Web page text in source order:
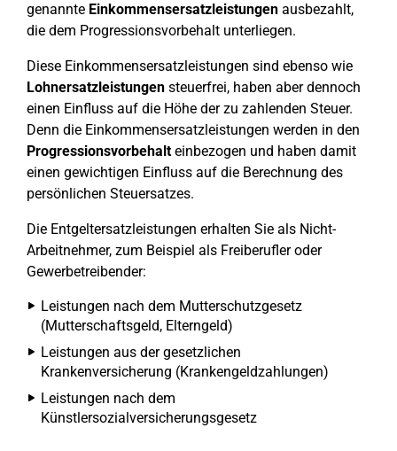
genannte Einkommensersatzleistungen ausbezahlt,
die dem Progressionsvorbehalt unterliegen.
Diese Einkommensersatzleistungen sind ebenso wie
Lohnersatzleistungen steuerfrei, haben aber dennoch
einen Einfluss auf die Höhe der zu zahlenden Steuer.
Denn die Einkommensersatzleistungen werden in den
Progressionsvorbehalteinbezogen und haben damit
einen gewichtigen Einfluss auf die Berechnung des
persönlichen Steuersatzes.
Die Entgeltersatzleistungen erhalten Sie als Nicht-
Arbeitnehmer, zum Beispiel als Freiberufler oder
Gewerbetreibender:
Leistungen nach dem Mutterschutzgesetz
(Mutterschaftsgeld, Elterngeld)
Leistungen aus der gesetzlichen
Krankenversicherung (Krankengeldzahlungen)
Leistungen nach dem
Künstlersozialversicherungsgesetz